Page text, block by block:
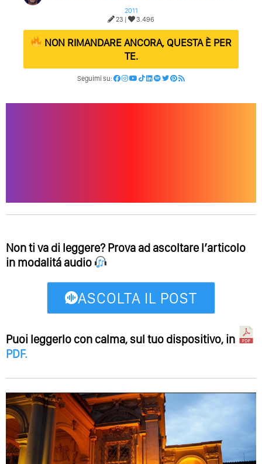
2011
23 |
3.496
NON RIMANDARE ANCORA, QUESTA È PER
TE.
Seguimi su:
Non ti va di leggere? Prova ad ascoltare l’articolo
in modalitá audio
ASCOLTA IL POST
Puoi leggerlo con calma, sul tuo dispositivo, in
PDF.